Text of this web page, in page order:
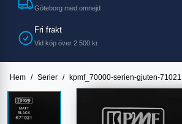
Göteborg med omnejd
Fri frakt
Vid köp över 2 500 kr
Hem / Serier / kpmf_70000-serien-gjuten-71021